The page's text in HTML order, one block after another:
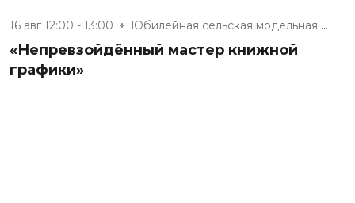
16 авг 12:00 - 13:00 Юбилейная сельская модельная б...
«Непревзойдённый мастер книжной
графики»